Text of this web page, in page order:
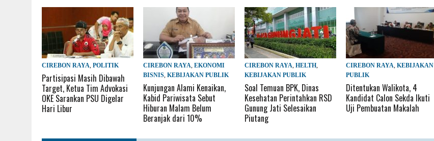
CIREBON RAYA, POLITIK
Partisipasi Masih Dibawah
Target, Ketua Tim Advokasi
OKE Sarankan PSU Digelar
Hari Libur
CIREBON RAYA,EKONOMI
BISNIS,KEBIJAKAN PUBLIK
Kunjungan Alami Kenaikan,
Kabid Pariwisata Sebut
Hiburan Malam Belum
Beranjak dari 10%
CIREBON RAYA,HELTH,
KEBIJAKAN PUBLIK
Soal Temuan BPK, Dinas
Kesehatan Perintahkan RSD
Gunung Jati Selesaikan
Piutang
CIREBON RAYA,KEBIJAKAN
PUBLIK
Ditentukan Walikota, 4
Kandidat Calon Sekda Ikuti
Uji Pembuatan Makalah